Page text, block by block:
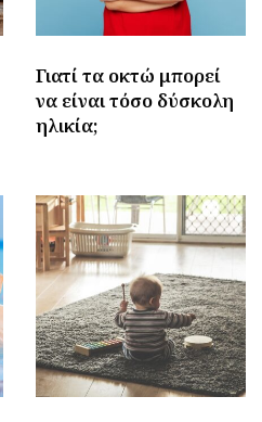
Γιατί τα οκτώ μπορεί
να είναι τόσο δύσκολη
ηλικία;